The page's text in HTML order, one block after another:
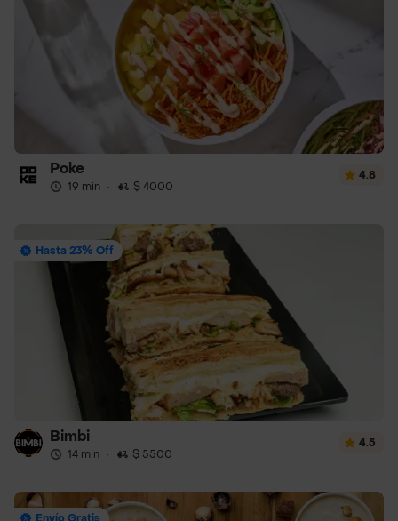
Poke
19 min · $ 4000
4.8
Hasta 23% Off
Bimbi
14 min · $ 5500
4.5